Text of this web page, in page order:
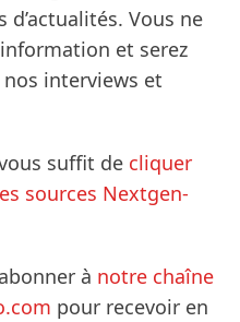
Vous ne
et serez
interviews et
suffit de cliquer
sources Nextgen-
à notre chaîne
pour recevoir en